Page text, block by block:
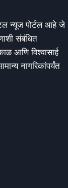
न्यूज पोर्टल आहे जे
संबंधित
आणि विश्वासार्ह
नागरिकांपर्यंत